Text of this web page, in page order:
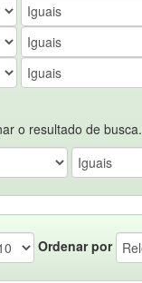
o resultado de busca.
Ordenar por